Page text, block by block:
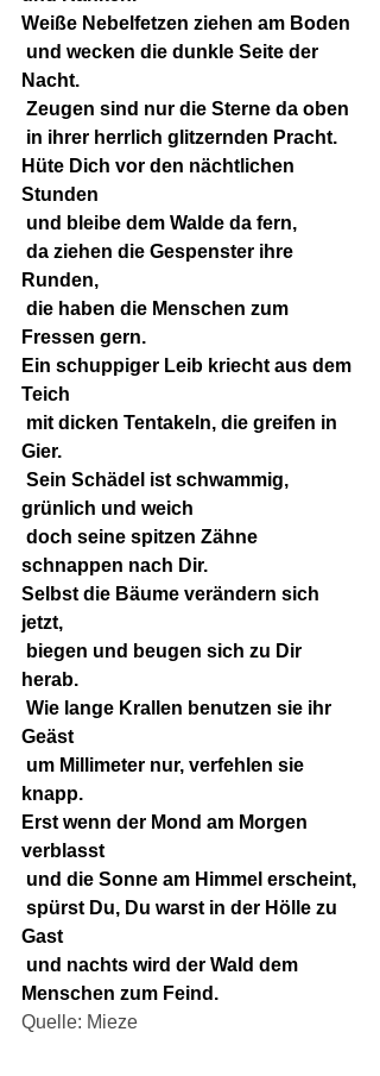
Weiße Nebelfetzen ziehen am Boden
Nacht.
Zeugen sind nur die Sterne da oben
in ihrer herrlich glitzernden Pracht.
Hüte Dich vor den nächtlichen
Stunden
und bleibe dem Walde da fern,
Runden,
Fressen gern.
Ein schuppiger Leib kriecht aus dem
Teich
Gier.
grünlich und weich
schnappen nach Dir.
Selbst die Bäume verändern sich
jetzt,
herab.
Geäst
knapp.
Erst wenn der Mond am Morgen
verblasst
und die Sonne am Himmel erscheint,
Gast
Menschen zum Feind.
Quelle: Mieze